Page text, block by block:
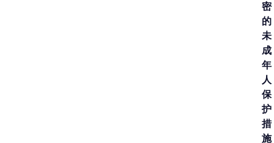
密
的
未
成
年
人
保
护
措
施